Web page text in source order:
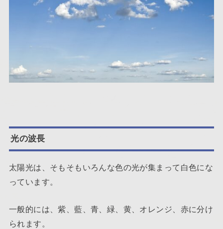
光の波長
太陽光は、そもそもいろんな色の光が集まって白色にな
っています。
一般的には、紫、藍、青、緑、黄、オレンジ、赤に分け
られます。